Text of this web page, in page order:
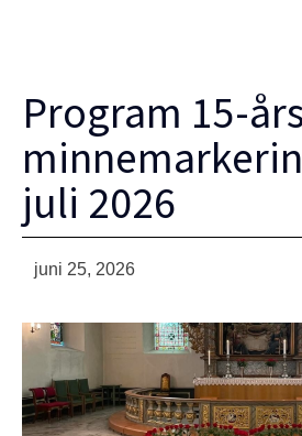
Program 15-
juli 2026
juni 25, 2026